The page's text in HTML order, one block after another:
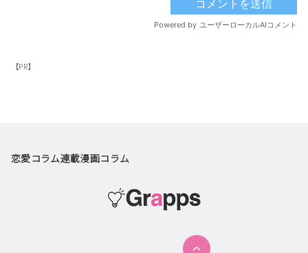
【PR】
恋愛コラム連載漫画コラム